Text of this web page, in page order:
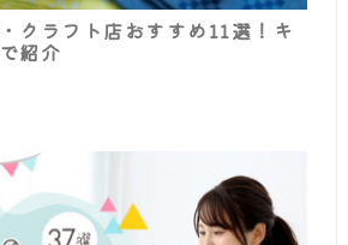
クラフト店おすすめ11選！キ
紹介